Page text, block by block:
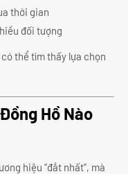
thời gian
đối tượng
thể tìm thấy lựa chọn
Hồ Nào
hiệu “đắt nhất”, mà